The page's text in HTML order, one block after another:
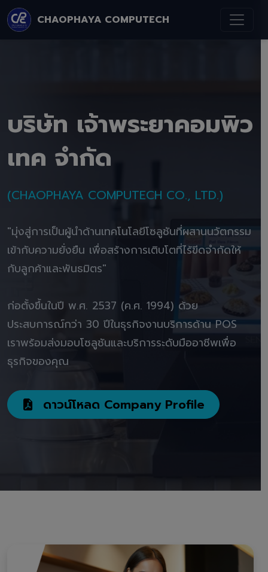
CHAOPHAYA COMPUTECH
บริษัท เจ้าพระยาคอมพิว
เทค จำกัด
(CHAOPHAYA COMPUTECH CO., LTD.)
"มุ่งสู่การเป็นผู้นำด้านเทคโนโลยีโซลูชันที่ผสานนวัตกรรม
เข้ากับความยั่งยืน เพื่อสร้างการเติบโตที่ไร้ขีดจำกัดให้
กับลูกค้าและพันธมิตร"
ก่อตั้งขึ้นในปี พ.ศ. 2537 (ค.ศ. 1994) ด้วย
ประสบการณ์กว่า 30 ปีในธุรกิจงานบริการด้าน POS
เราพร้อมส่งมอบโซลูชันและบริการระดับมืออาชีพเพื่อ
ธุรกิจของคุณ
ดาวน์โหลด Company Profile